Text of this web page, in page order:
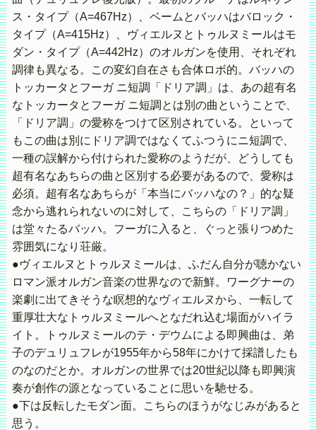
ス・タイプ（A=467Hz）、ベームとバッハはバロック・
タイプ（A=415Hz）、ヴィエルヌとトゥルヌミールはモ
ダン・タイプ（A=442Hz）のオルガンを使用、それぞれ
調律も異なる。この変幻自在さも合体ロボ的。バッハの
トッカータとフーガ ニ短調「ドリア調」は、あの超有名
なトッカータとフーガ ニ短調とは別の曲ということで、
「ドリア調」の愛称をつけて区別されている。といって
もこの曲は別にドリア調ではなくてふつうにニ短調で、
一種の誤解から付けられた愛称のようだが、どうしても
超有名なあちらの曲と区別する必要があるので、愛称は
必須。超有名なあちらが「本当にバッハなの？」的な疑
念から逃れられないのに対して、こちらの「ドリア調」
は堂々たるバッハ。フーガに入ると、ぐっと張りつめた
雰囲気になり荘厳。
●ヴィエルヌとトゥルヌミールは、ふだん自分が聴かない
ロマン派オルガン音楽の世界なので新鮮。ワーグナーの
楽劇に出てきそうな瞑想的なヴィエルヌから、一転して
重厚壮大なトゥルヌミールへとなだれ込む場面がハイラ
イト。トゥルヌミールのテ・デウムによる即興曲は、弟
子のデュリュフレが1955年から58年にかけて採譜したも
のなのだとか。オルガンの世界では20世紀以降も即興演
奏が創作の源となっていることに思いを馳せる。
●下は反転したモダン面。こちらのほうがなじみがあると
思う。